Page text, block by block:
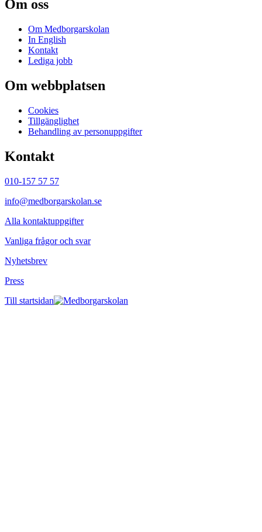
Om oss
Om Medborgarskolan
In English
Kontakt
Lediga jobb
Om webbplatsen
Cookies
Tillgänglighet
Behandling av personuppgifter
Kontakt
010-157 57 57
info@medborgarskolan.se
Alla kontaktuppgifter
Vanliga frågor och svar
Nyhetsbrev
Press
Till startsidan